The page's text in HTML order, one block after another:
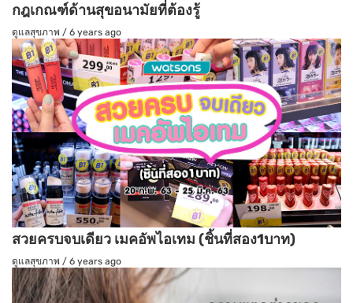
กฎเกณฑ์ด้านสุขอนามัยที่ต้องรู้
ดูแลสุขภาพ / 6 years ago
สวยครบจบเดียว เมคอัพไอเทม (ชิ้นที่สอง1บาท)
ดูแลสุขภาพ / 6 years ago